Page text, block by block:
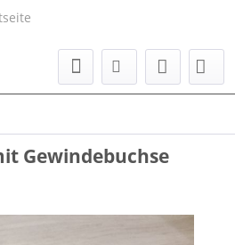
Gewindebuchse